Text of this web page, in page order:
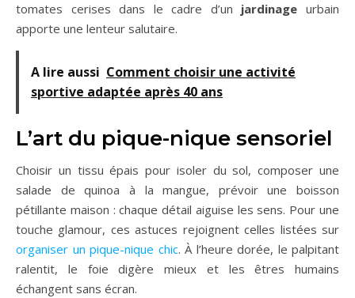
tomates cerises dans le cadre d’un jardinage urbain
apporte une lenteur salutaire.
A lire aussi Comment choisir une activité
sportive adaptée après 40 ans
L’art du pique-nique sensoriel
Choisir un tissu épais pour isoler du sol, composer une
salade de quinoa à la mangue, prévoir une boisson
pétillante maison : chaque détail aiguise les sens. Pour une
touche glamour, ces astuces rejoignent celles listées sur
organiser un pique-nique chic. À l’heure dorée, le palpitant
ralentit, le foie digère mieux et les êtres humains
échangent sans écran.